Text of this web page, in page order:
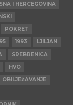
I HERCEGOVINA
POKRET
1993
LJILJAN
SREBRENICA
HVO
OBILJEŽAVANJE